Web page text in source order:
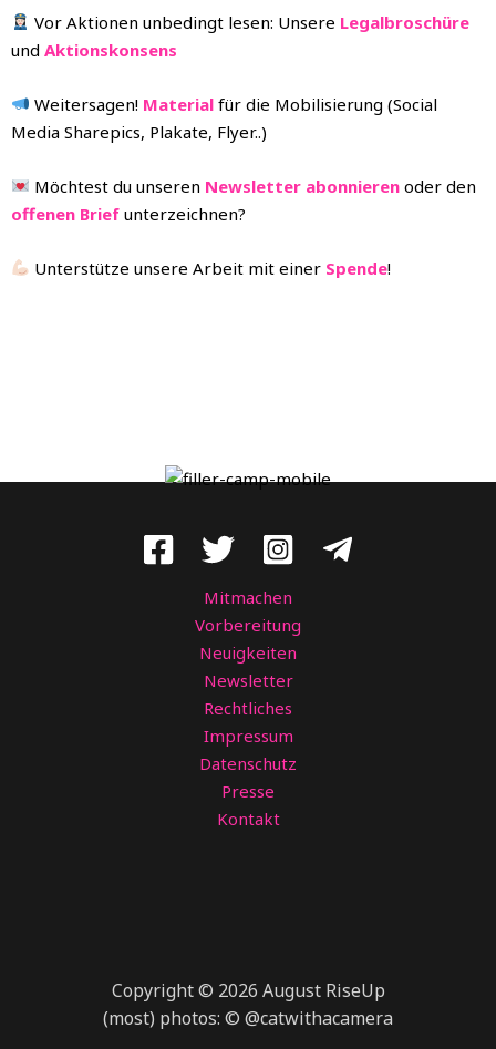
Vor Aktionen unbedingt lesen: Unsere Legalbroschüre
und Aktionskonsens
Weitersagen! Material für die Mobilisierung (Social
Media Sharepics, Plakate, Flyer..)
Möchtest du unseren Newsletter abonnieren oder den
offenen Brief unterzeichnen?
Unterstütze unsere Arbeit mit einer Spende!
Mitmachen
Vorbereitung
Neuigkeiten
Newsletter
Rechtliches
Impressum
Datenschutz
Presse
Kontakt
Copyright © 2026 August RiseUp
(most) photos: © @catwithacamera